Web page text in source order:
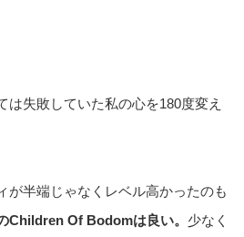
は失敗していた私の心を180度変え
が半端じゃなくレベル高かったのも
Children Of Bodomは良い。 少なく